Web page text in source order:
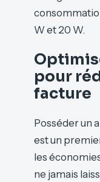
W et 20 W.
pour
facture
Posséder un
est un
les
ne jamais